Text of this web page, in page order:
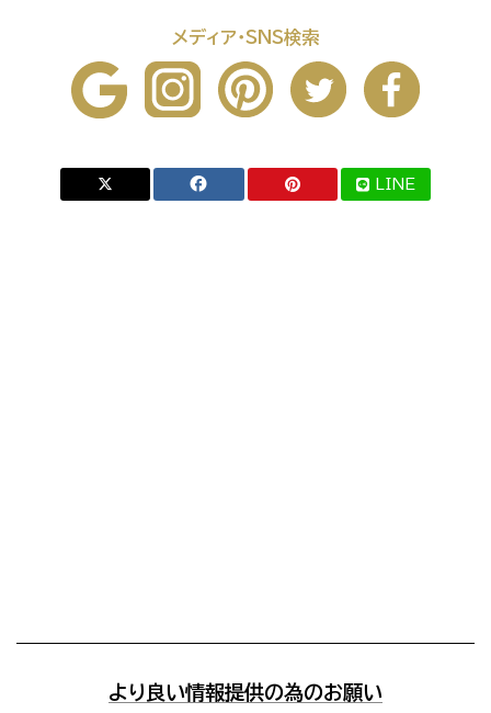
メディア・SNS検索
LINE
より良い情報提供の為のお願い